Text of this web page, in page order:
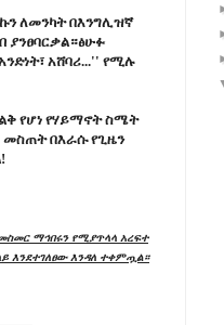
ለመንካት በእንግሊዝኛ
ያንፀባርቃል።ፅሁፉ
አሸባሪ...'' የሚሉ
የሆነ የሃይማኖት ስሜት
መስጠት በእራሱ የጊዜን
ማኅበሩን የሚያጥላላ አረፍተ
እንደተገለፀው እንዳለ ተቀምጧል።